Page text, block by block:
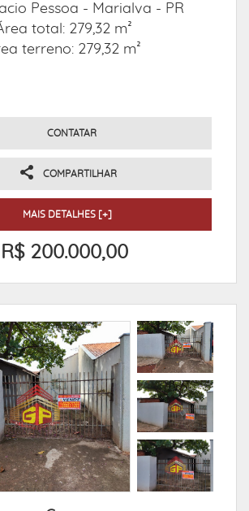
Pessoa - Marialva - PR
total: 279,32 m²
terreno: 279,32 m²
CONTATAR
COMPARTILHAR
MAIS DETALHES [+]
R$ 200.000,00